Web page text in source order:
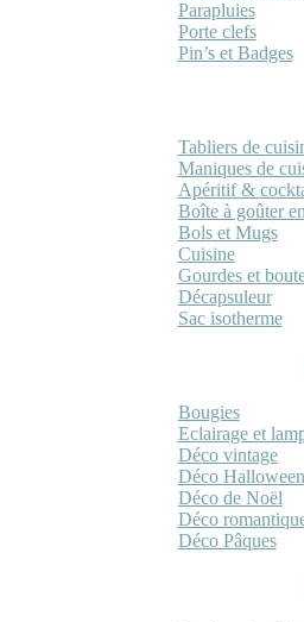
Parapluies
Porte clefs
Pin’s et Badges
Tabliers de
Maniques de
Apéritif &
Boîte à goûter
Bols et Mugs
Cuisine
Gourdes et
Décapsuleur
Sac isotherme
Bougies
Eclairage et
Déco vintage
Déco Halloween
Déco de Noël
Déco
Déco Pâques